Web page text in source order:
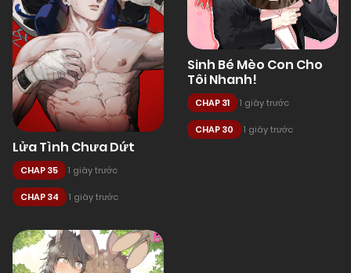
Lửa Tình Chưa Dứt
CHAP 35 1 giây trước
CHAP 34 1 giây trước
Sinh Bé Mèo Con Cho
Tôi Nhanh!
CHAP 31 1 giây trước
CHAP 30 1 giây trước